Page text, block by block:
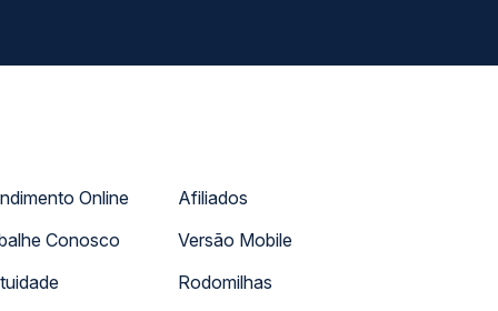
Online
Conosco
Afiliados
Versão Mobile
Rodomilhas